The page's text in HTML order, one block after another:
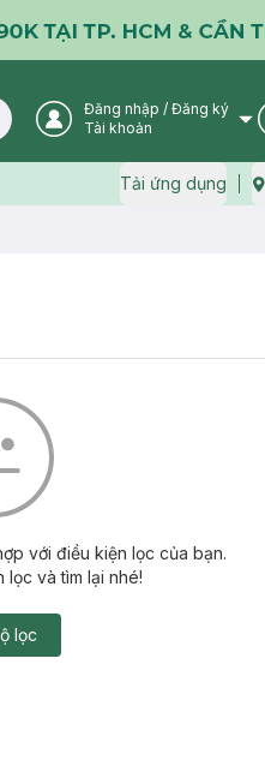
icon User Icon
Đăng nhập / Đăng ký
Tài khoản
Tải ứng dụng
với điều kiện lọc của bạn.
lọc và tìm lại nhé!
lọc